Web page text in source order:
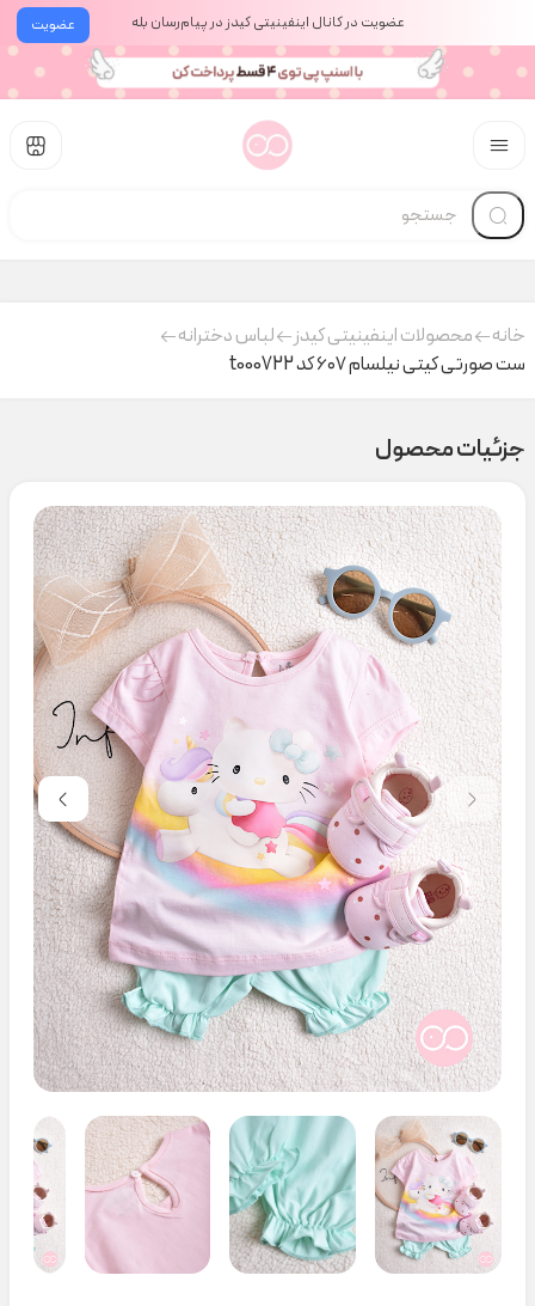
عضویت عضویت در کانال اینفینیتی کیدز در پیام‌رسان بله
خانه محصولات اینفینیتی کیدز
لباس دخترانه
ست صورتی کیتی نیلسام ۶۰۷ کد t000722
جزئیات محصول